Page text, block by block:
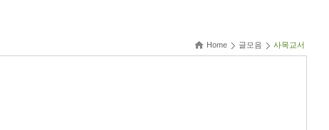
Home 글모음 사목교서